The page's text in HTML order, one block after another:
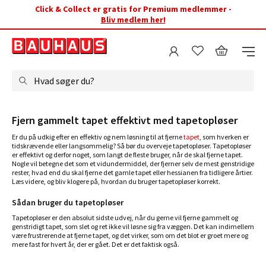
Click & Collect er gratis for Premium medlemmer -
Bliv medlem her!
Hvad søger du?
Fjern gammelt tapet effektivt med tapetopløser
Er du på udkig efter en effektiv og nem løsning til at fjernetapet, som hverken er
tidskrævende eller langsommelig? Så bør du overveje tapetopløser. Tapetopløser
er effektivt og derfor noget, som langt de fleste bruger, når de skal fjerne tapet.
Nogle vil betegne det som et vidundermiddel, der fjerner selv de mest genstridige
rester, hvad end du skal fjerne det gamle tapet eller hessianen fra tidligere årtier.
Læs videre, og bliv klogere på, hvordan du bruger tapetopløser korrekt.
Sådan bruger du tapetopløser
Tapetopløser er den absolut sidste udvej, når du gerne vil fjerne gammelt og
genstridigt tapet, som slet og ret ikke vil løsne sig fra væggen. Det kan indimellem
være frustrerende at fjerne tapet, og det virker, som om det blot er groet mere og
mere fast for hvert år, der er gået. Det er det faktisk også.